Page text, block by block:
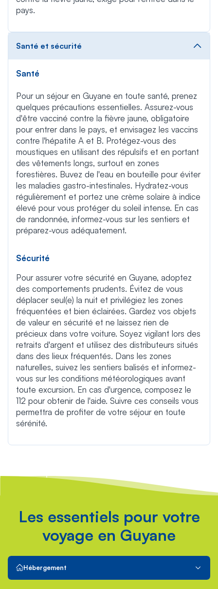
pays.
Santé et sécurité
Santé
Pour un séjour en Guyane en toute santé, prenez
quelques précautions essentielles. Assurez-vous
d'être vacciné contre la fièvre jaune, obligatoire
pour entrer dans le pays, et envisagez les vaccins
contre l'hépatite A et B. Protégez-vous des
moustiques en utilisant des répulsifs et en portant
des vêtements longs, surtout en zones
forestières. Buvez de l'eau en bouteille pour éviter
les maladies gastro-intestinales. Hydratez-vous
régulièrement et portez une crème solaire à indice
élevé pour vous protéger du soleil intense. En cas
de randonnée, informez-vous sur les sentiers et
préparez-vous adéquatement.
Sécurité
Pour assurer votre sécurité en Guyane, adoptez
des comportements prudents. Évitez de vous
déplacer seul(e) la nuit et privilégiez les zones
fréquentées et bien éclairées. Gardez vos objets
de valeur en sécurité et ne laissez rien de
précieux dans votre voiture. Soyez vigilant lors des
retraits d'argent et utilisez des distributeurs situés
dans des lieux fréquentés. Dans les zones
naturelles, suivez les sentiers balisés et informez-
vous sur les conditions météorologiques avant
toute excursion. En cas d'urgence, composez le
112 pour obtenir de l'aide. Suivre ces conseils vous
permettra de profiter de votre séjour en toute
sérénité.
Les essentiels pour votre
voyage en Guyane
Hébergement